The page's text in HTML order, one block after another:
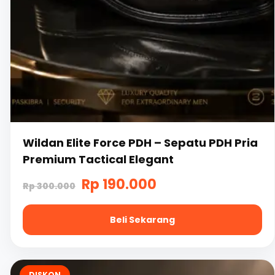
Wildan Elite Force PDH – Sepatu PDH Pria
Premium Tactical Elegant
Rp300.000 Harga
aslinya
adalah:
Rp 190.000
saat
ini
Beli Sekarang
ini